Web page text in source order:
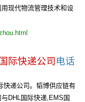
现代物流管理技术和设
国际快递公司 电话
快递公司。韬博供应链有
DHL国际快递,EMS国